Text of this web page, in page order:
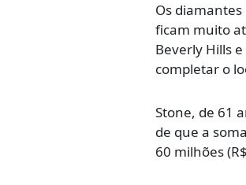
Os
ficam muito
Beverly Hills
completar o
Stone, de 61
de que a
60 milhões